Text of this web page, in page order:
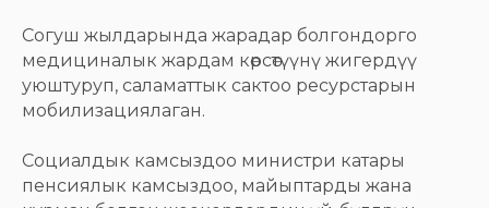
Согуш жылдарында жарадар болгондорго
медициналык жардам көрсөтүүнү жигердүү
уюштуруп, саламаттык сактоо ресурстарын
мобилизациялаган.
Социалдык камсыздоо министри катары
пенсиялык камсыздоо, майыптарды жана